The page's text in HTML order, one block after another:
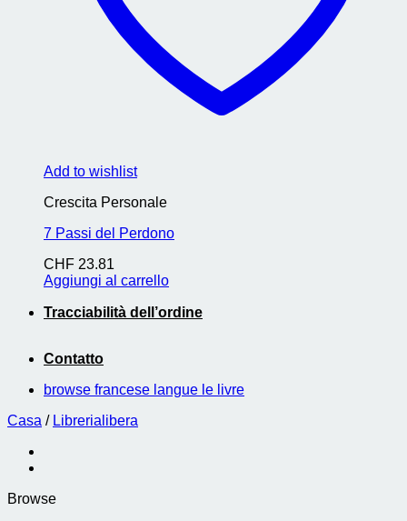
Add to wishlist
Crescita Personale
7 Passi del Perdono
CHF 23.81
Aggiungi al carrello
Tracciabilità dell’ordine
Contatto
browse francese langue le livre
Casa / Librerialibera
Browse